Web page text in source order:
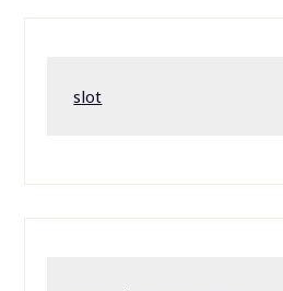
slot